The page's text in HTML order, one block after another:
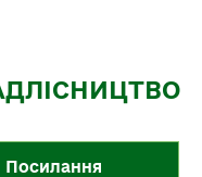
Посилання